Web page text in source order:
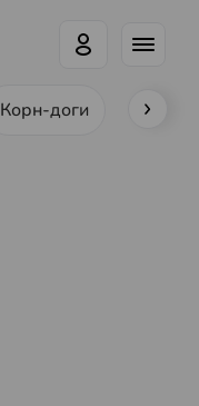
Корн-доги Ролл-